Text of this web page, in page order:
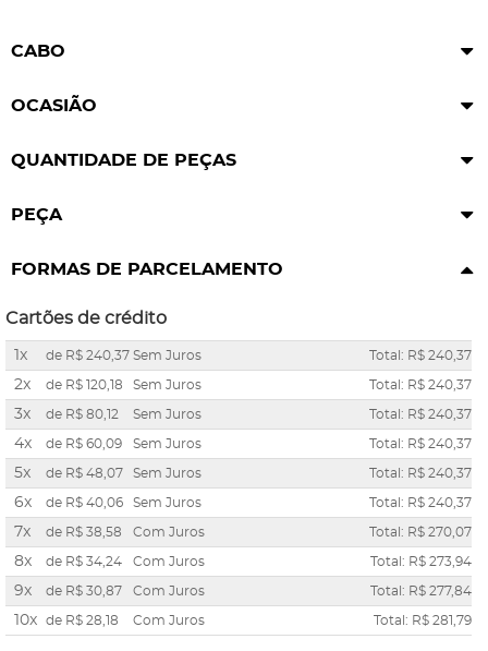
CABO
OCASIÃO
QUANTIDADE DE PEÇAS
PEÇA
FORMAS DE PARCELAMENTO
Cartões de crédito
1x de R$ 240,37 Sem Juros Total: R$ 240,37
2x de R$ 120,18 Sem Juros Total: R$ 240,37
3x de R$ 80,12 Sem Juros Total: R$ 240,37
4x de R$ 60,09 Sem Juros Total: R$ 240,37
5x de R$ 48,07 Sem Juros Total: R$ 240,37
6x de R$ 40,06 Sem Juros Total: R$ 240,37
7x de R$ 38,58 Com Juros Total: R$ 270,07
8x de R$ 34,24 Com Juros Total: R$ 273,94
9x de R$ 30,87 Com Juros Total: R$ 277,84
10x de R$ 28,18 Com Juros Total: R$ 281,79